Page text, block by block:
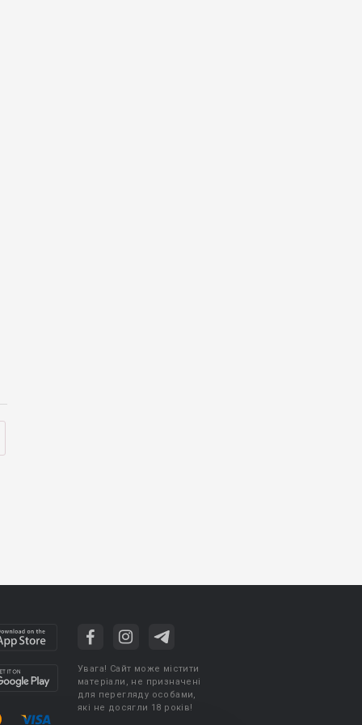
Увага! Сайт може містити
матеріали, не призначені
для перегляду особами,
які не досягли 18 років!